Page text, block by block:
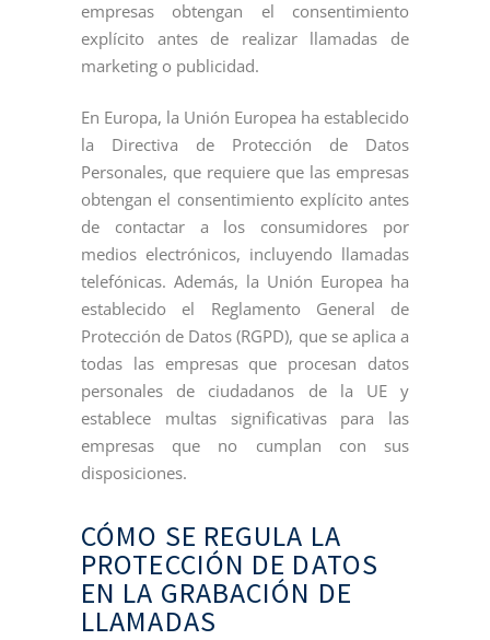
empresas obtengan el consentimiento
explícito antes de realizar llamadas de
marketing o publicidad.
En Europa, la Unión Europea ha establecido
la Directiva de Protección de Datos
Personales, que requiere que las empresas
obtengan el consentimiento explícito antes
de contactar a los consumidores por
medios electrónicos, incluyendo llamadas
telefónicas. Además, la Unión Europea ha
establecido el Reglamento General de
Protección de Datos (RGPD), que se aplica a
todas las empresas que procesan datos
personales de ciudadanos de la UE y
establece multas significativas para las
empresas que no cumplan con sus
disposiciones.
CÓMO SE REGULA LA
PROTECCIÓN DE DATOS
EN LA GRABACIÓN DE
LLAMADAS